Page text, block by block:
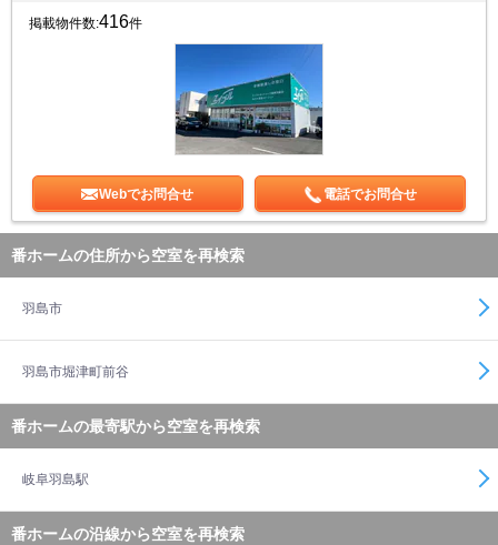
掲載物件数:416件
Webでお問合せ 電話でお問合せ
番ホームの住所から空室を再検索
羽島市
羽島市堀津町前谷
番ホームの最寄駅から空室を再検索
岐阜羽島駅
番ホームの沿線から空室を再検索